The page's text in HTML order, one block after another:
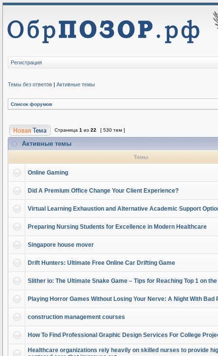
Регистрация
Темы без ответов | Активные темы
Список форумов
Страница 1 из 22 [ 530 тем ]
Активные темы
Темы
Online Gaming
Did A Premium Office Change Your Client Experience?
Virtual Learning Exhaustion and Alternative Academic Support
Preparing Nursing Students for Excellence in Modern Healthcare
Singapore house mover
Drift Hunters: Ultimate Free Online Car Drifting Game
Slither io: The Ultimate Snake Game – Tips for Reaching Top 1 on
Playing Horror Games Without Losing Your Nerve: A Night With Bad
construction management courses
How To Find Professional Graphic Design Services For College
Healthcare organizations rely heavily on skilled nurses to provide